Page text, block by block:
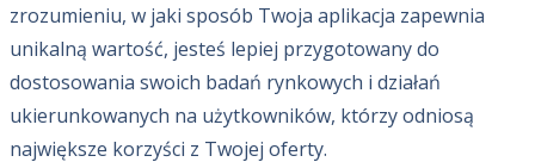
zrozumieniu, w jaki sposób Twoja aplikacja zapewnia
unikalną wartość, jesteś lepiej przygotowany do
dostosowania swoich badań rynkowych i działań
ukierunkowanych na użytkowników, którzy odniosą
największe korzyści z Twojej oferty.